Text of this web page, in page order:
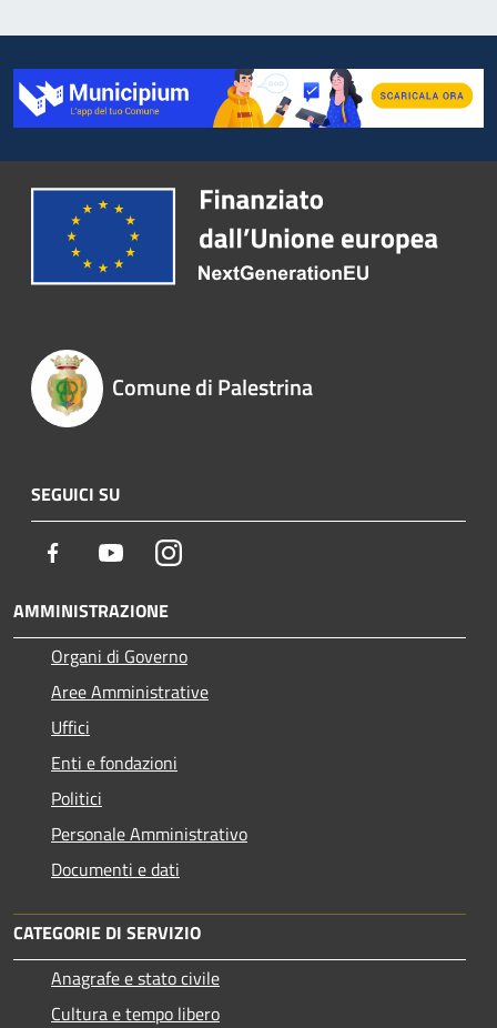
Comune di Palestrina
SEGUICI SU
Facebook YoutubeInstagram
AMMINISTRAZIONE
Organi di Governo
Aree Amministrative
Uffici
Enti e fondazioni
Politici
Personale Amministrativo
Documenti e dati
CATEGORIE DI SERVIZIO
Anagrafe e stato civile
Cultura e tempo libero